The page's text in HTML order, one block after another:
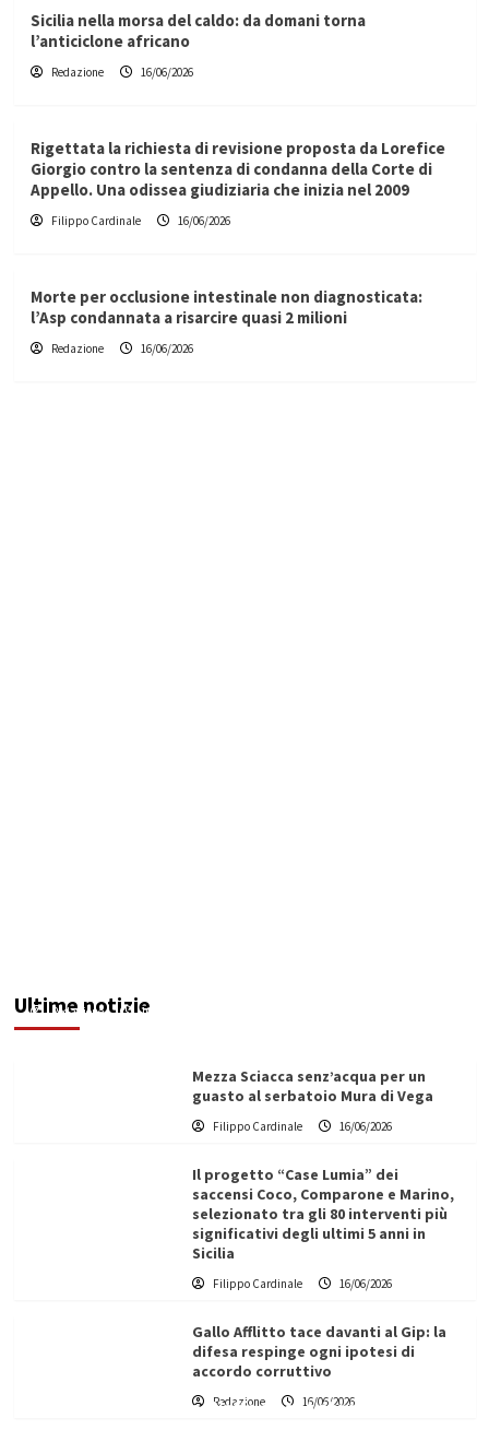
Sicilia nella morsa del caldo: da domani torna
l’anticiclone africano
Redazione 16/06/2026
Rigettata la richiesta di revisione proposta da Lorefice
Giorgio contro la sentenza di condanna della Corte di
Appello. Una odissea giudiziaria che inizia nel 2009
Filippo Cardinale 16/06/2026
Morte per occlusione intestinale non diagnosticata:
l’Asp condannata a risarcire quasi 2 milioni
Redazione 16/06/2026
Ultime notizie
Redazione 16/06/2026
Mezza Sciacca senz’acqua per un
guasto al serbatoio Mura di Vega
Filippo Cardinale 16/06/2026
Il progetto “Case Lumia” dei
saccensi Coco, Comparone e Marino,
selezionato tra gli 80 interventi più
significativi degli ultimi 5 anni in
Sicilia
Filippo Cardinale 16/06/2026
Gallo Afflitto tace davanti al Gip: la
difesa respinge ogni ipotesi di
accordo corruttivo
Redazione 16/06/2026
Vino in Italia: il giro d’affari contribuisce